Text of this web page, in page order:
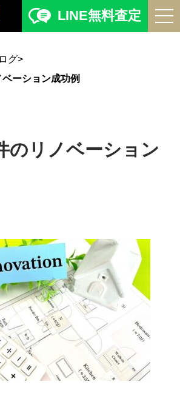
LINE無料査定
グ>
ーション成功例
のリノベーション